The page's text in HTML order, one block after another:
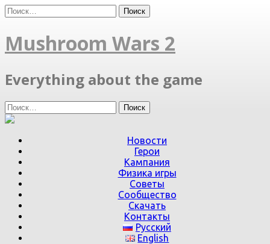
Skip
to
Найти:
Mushroom Wars 2
Everything about the game
Найти:
Новости
Герои
Кампания
Физика игры
Советы
Сообщество
Скачать
Контакты
Русский
English